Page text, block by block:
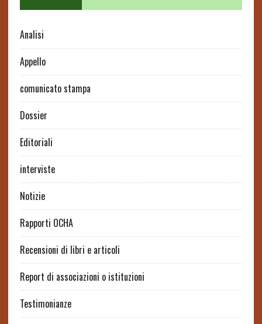
Analisi
Appello
comunicato stampa
Dossier
Editoriali
interviste
Notizie
Rapporti OCHA
Recensioni di libri e articoli
Report di associazioni o istituzioni
Testimonianze